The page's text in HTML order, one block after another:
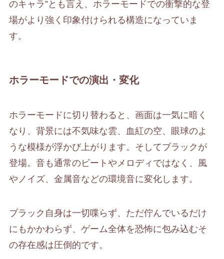
のキャラ”とも言え、ホラーモードでの衝撃的な登
場がより強く印象付けられる構造になっていま
す。
ホラーモードでの演出・変化
ホラーモードに切り替わると、画面は一気に暗く
なり、背景には不気味な雲、血紅の空、眼球のよ
うな模様が浮かび上がります。そしてブラックが
登場。音も通常のビートやメロディではなく、風
やノイズ、金属音などの環境音に変化します。
ブラック自身は一切喋らず、ただ佇んでいるだけ
にもかかわらず、ゲーム全体を恐怖に包み込むそ
の存在感は圧倒的です。